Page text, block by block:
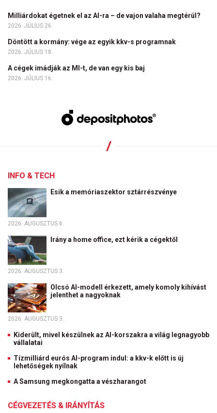
Milliárdokat égetnek el az AI-ra – de vajon valaha megtérül?
2026. JÚLIUS 26.
Döntött a kormány: vége az egyik kkv-s programnak
2026. JÚLIUS 18.
A cégek imádják az MI-t, de van egy kis baj
2026. JÚLIUS 16.
INFO & TECH
Esik a memóriaszektor sztárrészvénye
2026. AUGUSZTUS 6.
Irány a home office, ezt kérik a cégektől
2026. AUGUSZTUS 3.
Olcsó AI-modell érkezett, amely komoly kihívást
jelenthet a nagyoknak
2026. AUGUSZTUS 3.
Kiderült, mivel készülnek az AI-korszakra a világ legnagyobb
vállalatai
Tízmilliárd eurós AI-program indul: a kkv-k előtt is új
lehetőségek nyílnak
A Samsung megkongatta a vészharangot
CÉGVEZETÉS & IRÁNYÍTÁS